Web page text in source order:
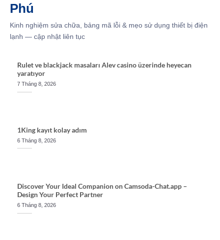
Phú
Kinh nghiệm sửa chữa, bảng mã lỗi & mẹo sử dụng thiết bị điện
lạnh — cập nhật liên tục
Rulet ve blackjack masaları Alev casino üzerinde heyecan
yaratıyor
7 Tháng 8, 2026
1King kayıt kolay adım
6 Tháng 8, 2026
Discover Your Ideal Companion on Camsoda-Chat.app –
Design Your Perfect Partner
6 Tháng 8, 2026